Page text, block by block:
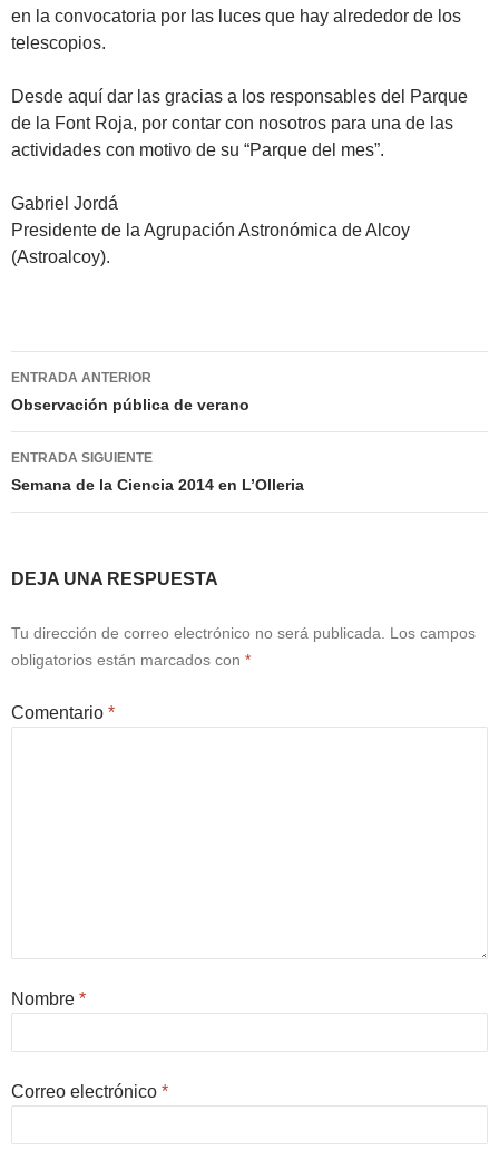
en la convocatoria por las luces que hay alrededor de los
telescopios.
Desde aquí dar las gracias a los responsables del Parque
de la Font Roja, por contar con nosotros para una de las
actividades con motivo de su “Parque del mes”.
Gabriel Jordá
Presidente de la Agrupación Astronómica de Alcoy
(Astroalcoy).
Navegación
de
entradas
ENTRADA ANTERIOR
Observación pública de verano
ENTRADA SIGUIENTE
Semana de la Ciencia 2014 en L’Olleria
DEJA UNA RESPUESTA
Tu dirección de correo electrónico no será publicada.
Los campos
obligatorios están marcados con *
Comentario *
Nombre *
Correo electrónico *